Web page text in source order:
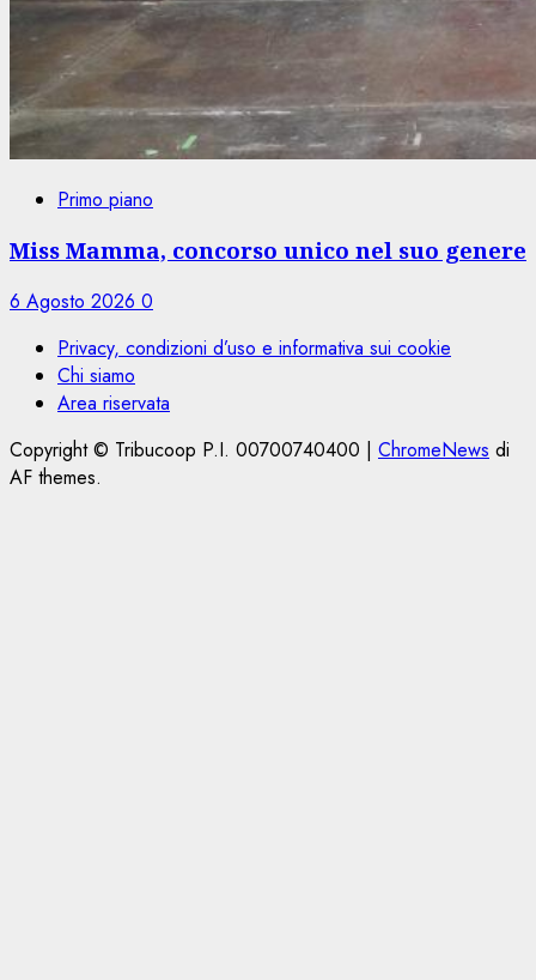
Primo piano
Miss Mamma, concorso unico nel suo genere
6 Agosto 2026 0
Privacy, condizioni d’uso e informativa sui cookie
Chi siamo
Area riservata
Copyright © Tribucoop P.I. 00700740400 | ChromeNews di
AF themes.